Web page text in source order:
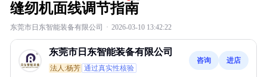
缝纫机面线调节指南
东莞市日东智能装备有限公司 · 2026-03-10 13:42:22
东莞市日东智能装备有限公司
法人:杨芳 通过真实性核验
咨询 进店